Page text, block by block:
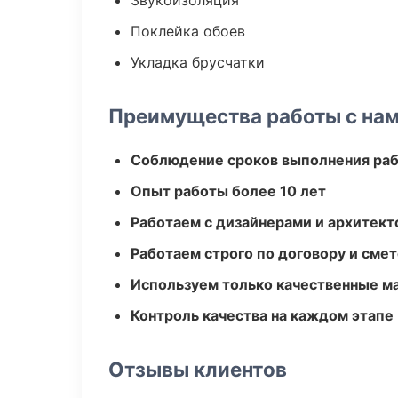
Поклейка обоев
Укладка брусчатки
Преимущества работы с
Соблюдение сроков выполнения
Опыт работы более 10 лет
Работаем с дизайнерами и
Работаем строго по договору и
Используем только качественные
Контроль качества на каждом этапе
Отзывы клиентов